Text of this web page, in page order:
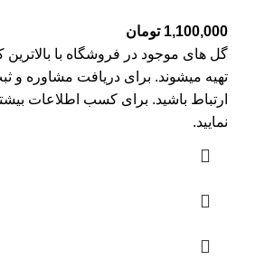
1,100,000 تومان
گل های موجود در فروشگاه با
تهیه میشوند. برای دریافت مشاوره و
ارتباط باشید. برای کسب اطلاعات
نمایید.